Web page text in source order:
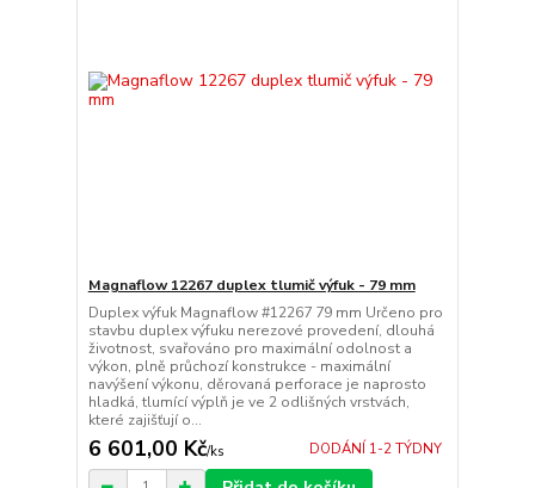
Magnaflow 12267 duplex tlumič výfuk - 79 mm
Duplex výfuk Magnaflow #12267 79 mm Určeno pro
stavbu duplex výfuku nerezové provedení, dlouhá
životnost, svařováno pro maximální odolnost a
výkon, plně průchozí konstrukce - maximální
navýšení výkonu, děrovaná perforace je naprosto
hladká, tlumící výplň je ve 2 odlišných vrstvách,
které zajišťují o...
6 601,00 Kč/ks DODÁNÍ 1-2 TÝDNY